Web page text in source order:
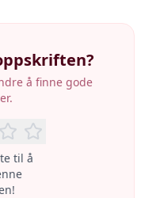
å finne gode
til å